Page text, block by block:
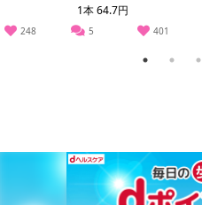
1本 64.7円
248 5 401
1 2 3